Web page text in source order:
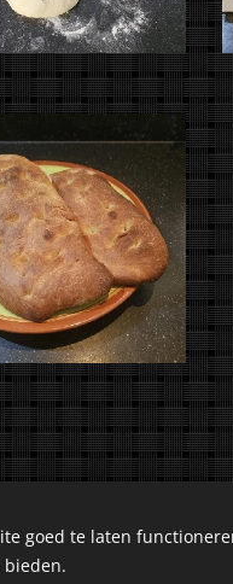
©2018-2026 Kuiranto
goed te laten